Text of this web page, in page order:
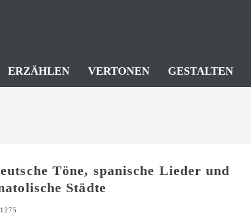
ERZÄHLEN VERTONEN GESTALTEN
Töne, spanische Lieder und
Städte
1275